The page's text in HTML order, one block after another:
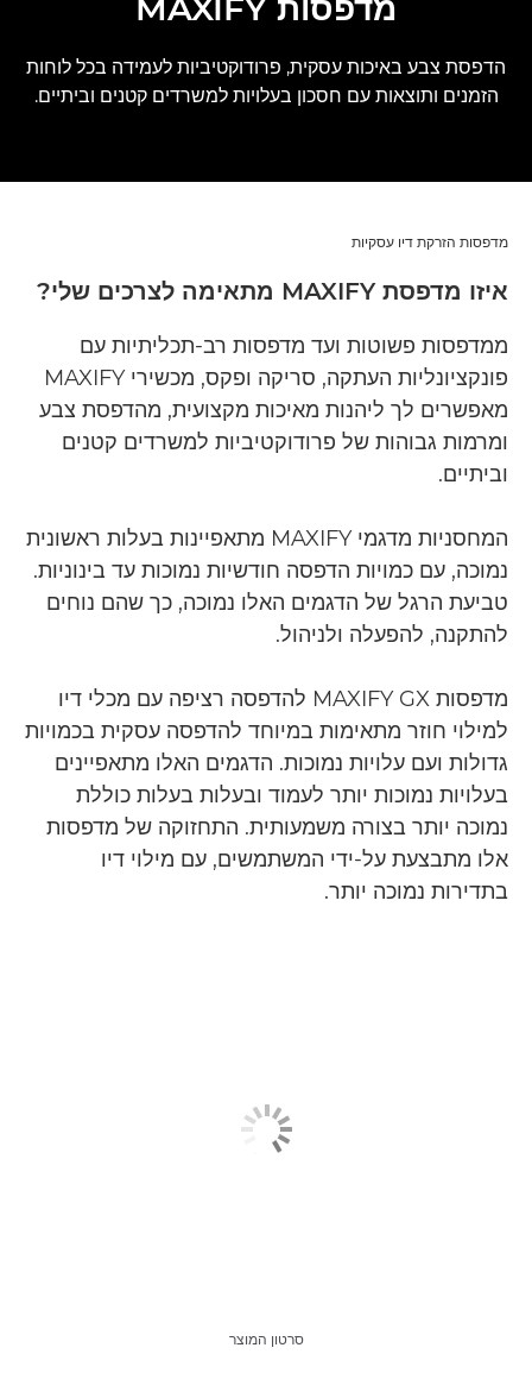
מדפסות MAXIFY
הדפסת צבע באיכות עסקית, פרודוקטיביות לעמידה בכל לוחות
הזמנים ותוצאות עם חסכון בעלויות למשרדים קטנים וביתיים.
מדפסות הזרקת דיו עסקיות
איזו מדפסת MAXIFY מתאימה לצרכים שלי?
ממדפסות פשוטות ועד מדפסות רב-תכליתיות עם
פונקציונליות העתקה, סריקה ופקס, מכשירי MAXIFY
מאפשרים לך ליהנות מאיכות מקצועית, מהדפסת צבע
ומרמות גבוהות של פרודוקטיביות למשרדים קטנים
וביתיים.
המחסניות מדגמי MAXIFY מתאפיינות בעלות ראשונית
נמוכה, עם כמויות הדפסה חודשיות נמוכות עד בינוניות.
טביעת הרגל של הדגמים האלו נמוכה, כך שהם נוחים
להתקנה, להפעלה ולניהול.
מדפסות MAXIFY GX להדפסה רציפה עם מכלי דיו
למילוי חוזר מתאימות במיוחד להדפסה עסקית בכמויות
גדולות ועם עלויות נמוכות. הדגמים האלו מתאפיינים
בעלויות נמוכות יותר לעמוד ובעלות בעלות כוללת
נמוכה יותר בצורה משמעותית. התחזוקה של מדפסות
אלו מתבצעת על-ידי המשתמשים, עם מילוי דיו
בתדירות נמוכה יותר.
סרטון המוצר